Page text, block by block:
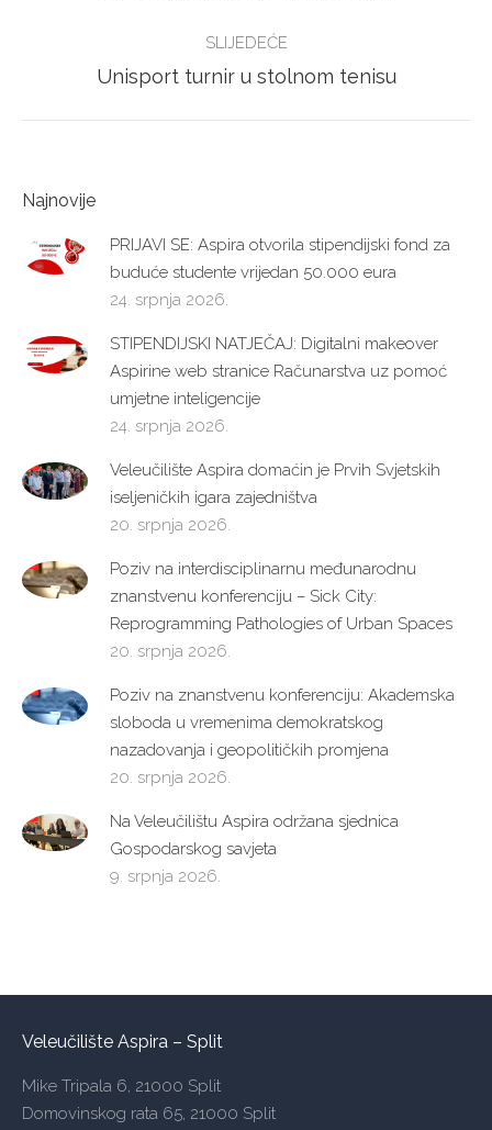
SLIJEDEĆE
Next
Unisport turnir u stolnom tenisu
Najnovije
PRIJAVI SE: Aspira otvorila stipendijski fond za
buduće studente vrijedan 50.000 eura
24. srpnja 2026.
STIPENDIJSKI NATJEČAJ: Digitalni makeover
Aspirine web stranice Računarstva uz pomoć
umjetne inteligencije
24. srpnja 2026.
Veleučilište Aspira domaćin je Prvih Svjetskih
iseljeničkih igara zajedništva
20. srpnja 2026.
Poziv na interdisciplinarnu međunarodnu
znanstvenu konferenciju – Sick City:
Reprogramming Pathologies of Urban Spaces
20. srpnja 2026.
Poziv na znanstvenu konferenciju: Akademska
sloboda u vremenima demokratskog
nazadovanja i geopolitičkih promjena
20. srpnja 2026.
Na Veleučilištu Aspira održana sjednica
Gospodarskog savjeta
9. srpnja 2026.
Veleučilište Aspira – Split
Mike Tripala 6, 21000 Split
Domovinskog rata 65, 21000 Split